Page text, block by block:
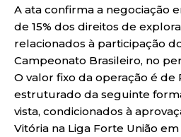
A ata confirma a negociação
de 15% dos direitos de
relacionados à participação
Campeonato Brasileiro, no
O valor fixo da operação é de
estruturado da seguinte
vista, condicionados à
Vitória na Liga Forte União